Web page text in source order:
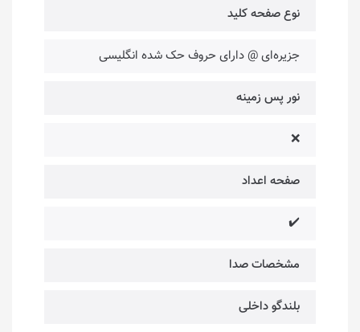
نوع صفحه کلید
جزیره‌ای @ دارای حروف حک شده انگلیسی
نور پس زمینه
❌
صفحه اعداد
✔️
مشخصات صدا
بلندگو داخلی